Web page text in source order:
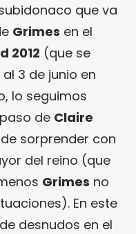
que va
Grimes en el
2012 (que se
3 de junio en
lo seguimos
de Claire
sorprender con
del reino (que
Grimes no
En este
desnudos en el